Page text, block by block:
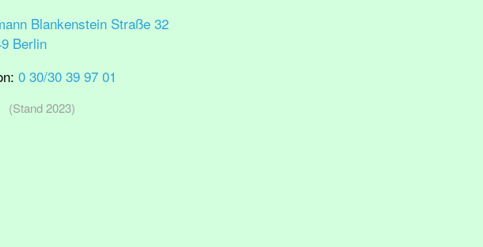
Blankenstein Straße 32
Berlin
0 30/30 39 97 01
(Stand 2023)